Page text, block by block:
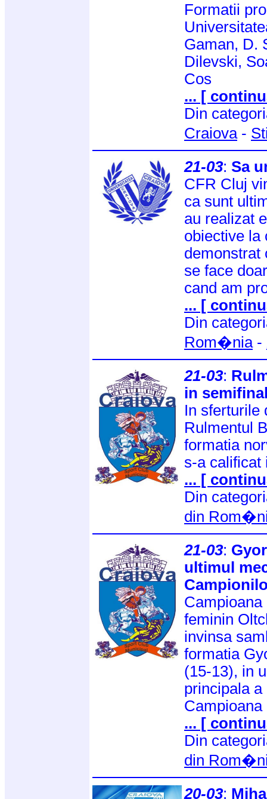
Formatii
Gaman, D.
Dilevski,
Cos
... [
Din
Craiova-
21-03: Sa
CFR Cluj
ca sunt
au realizat
obiective la
demonstrat
se face
cand am
... [
Din
Rom�nia-
21-03:
in
In sferturile
Rulmentul
formatia
s-a calificat
... [
Din
din
21-03:
ultimul
feminin
invinsa
formatia
(15-13), in
principala
... [
Din
din
20-03: